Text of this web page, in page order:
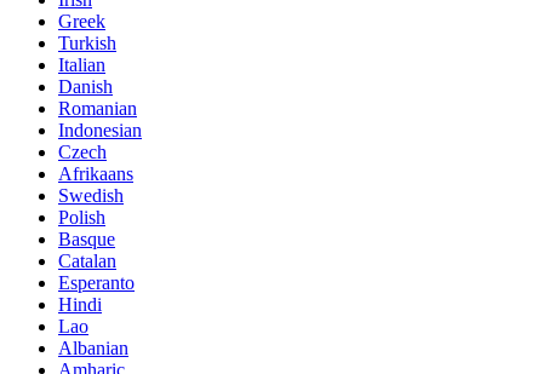
Greek
Turkish
Italian
Danish
Romanian
Indonesian
Czech
Afrikaans
Swedish
Polish
Basque
Catalan
Esperanto
Hindi
Lao
Albanian
Amharic